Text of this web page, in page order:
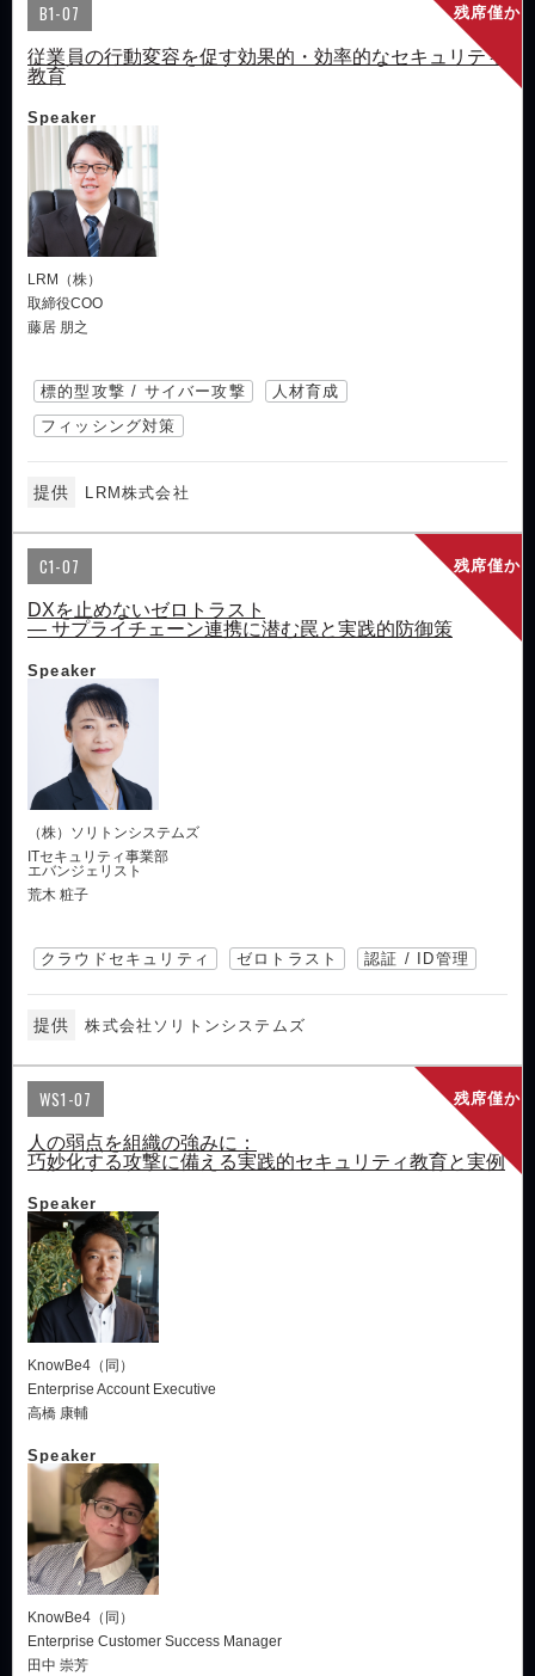
残席僅か
B1-07
従業員の行動変容を促す効果的・効率的なセキュリティ
教育
Speaker
LRM（株）
取締役COO
藤居 朋之
標的型攻撃 / サイバー攻撃
人材育成
フィッシング対策
提供 LRM株式会社
残席僅か
C1-07
DXを止めないゼロトラスト
― サプライチェーン連携に潜む罠と実践的防御策
Speaker
（株）ソリトンシステムズ
ITセキュリティ事業部
エバンジェリスト
荒木 粧子
クラウドセキュリティ ゼロトラスト 認証 / ID管理
提供 株式会社ソリトンシステムズ
残席僅か
WS1-07
人の弱点を組織の強みに：
巧妙化する攻撃に備える実践的セキュリティ教育と実例
Speaker
KnowBe4（同）
Enterprise Account Executive
高橋 康輔
Speaker
KnowBe4（同）
Enterprise Customer Success Manager
田中 崇芳